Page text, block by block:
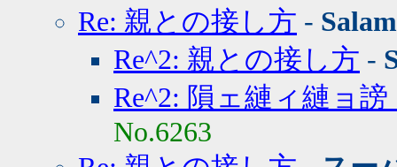
Re: 親との接し方 - Salam
Re^2: 親との接し方 -
Re^2: 隕ェ縺ィ縺ョ
No.6263